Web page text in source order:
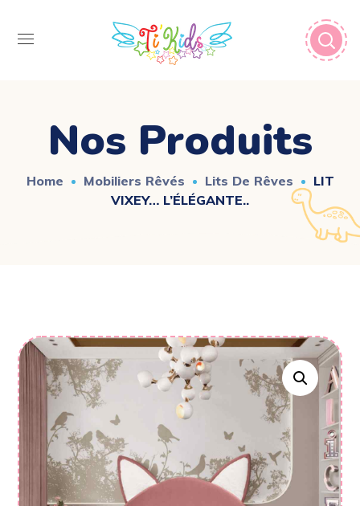
Nos Produits
Home Mobiliers Rêvés Lits De Rêves
LIT
VIXEY… L’ÉLÉGANTE..